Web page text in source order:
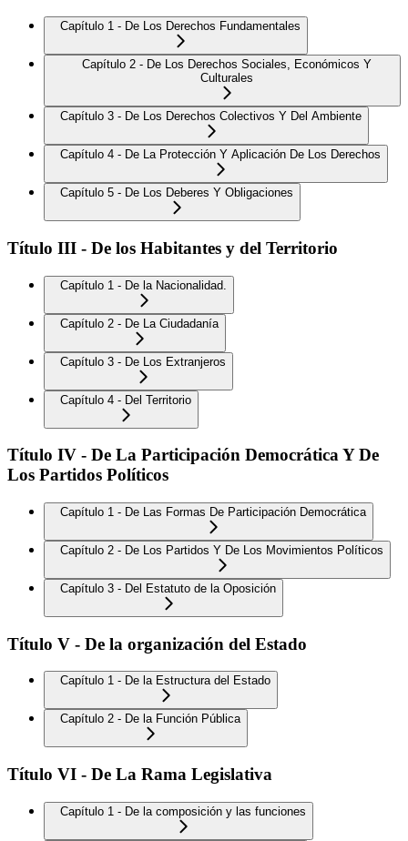
Capítulo 1 - De Los Derechos Fundamentales
Capítulo 2 - De Los Derechos Sociales, Económicos Y
Culturales
Capítulo 3 - De Los Derechos Colectivos Y Del Ambiente
Capítulo 4 - De La Protección Y Aplicación De Los Derechos
Capítulo 5 - De Los Deberes Y Obligaciones
Título III - De los Habitantes y del Territorio
Capítulo 1 - De la Nacionalidad.
Capítulo 2 - De La Ciudadanía
Capítulo 3 - De Los Extranjeros
Capítulo 4 - Del Territorio
Título IV - De La Participación Democrática Y De
Los Partidos Políticos
Capítulo 1 - De Las Formas De Participación Democrática
Capítulo 2 - De Los Partidos Y De Los Movimientos Políticos
Capítulo 3 - Del Estatuto de la Oposición
Título V - De la organización del Estado
Capítulo 1 - De la Estructura del Estado
Capítulo 2 - De la Función Pública
Título VI - De La Rama Legislativa
Capítulo 1 - De la composición y las funciones